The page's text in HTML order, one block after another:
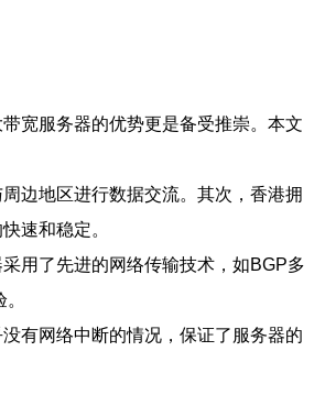
宽服务器的优势更是备受推崇。本文
边地区进行数据交流。其次，香港拥
速和稳定。
用了先进的网络传输技术，如BGP多
有网络中断的情况，保证了服务器的